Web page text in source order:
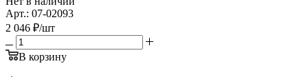
Арт.: 07-02093
2 046 ₽/шт
В корзину